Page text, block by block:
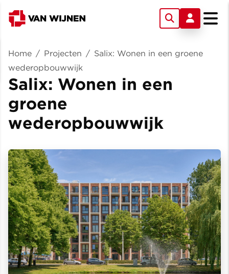
Home / Projecten / Salix: Wonen in een groene
wederopbouwwijk
Salix: Wonen in een
groene
wederopbouwwijk